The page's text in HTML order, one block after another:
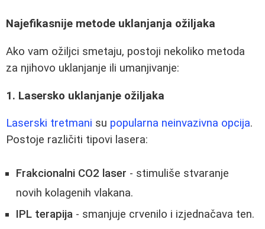
Najefikasnije metode uklanjanja ožiljaka
Ako vam ožiljci smetaju, postoji nekoliko metoda
za njihovo uklanjanje ili umanjivanje:
1. Lasersko uklanjanje ožiljaka
Laserski tretmani su popularna neinvazivna opcija.
Postoje različiti tipovi lasera:
Frakcionalni CO2 laser - stimuliše stvaranje
novih kolagenih vlakana.
IPL terapija - smanjuje crvenilo i izjednačava ten.